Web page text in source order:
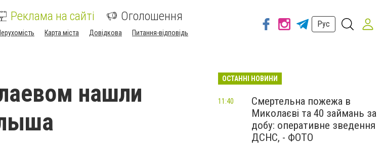
Реклама на сайті Оголошення
Карта міста Довідкова Питання-відповідь
Рус
нашли
ОСТАННІ НОВИНИ
Смертельна пожежа в
Миколаєві та 40 займань за
добу: оперативне зведення
ДСНС, - ФОТО
11:40